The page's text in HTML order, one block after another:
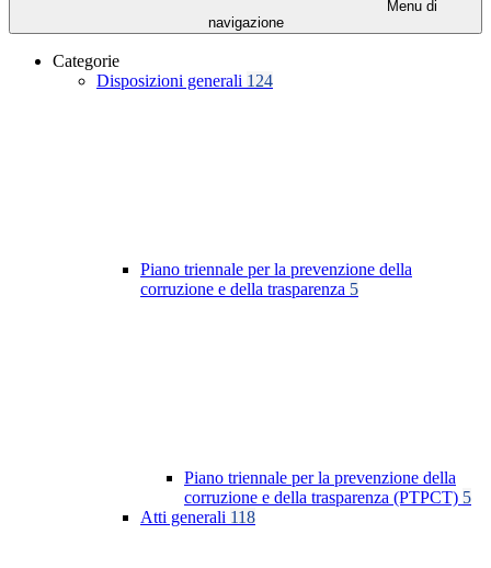
Menu di
navigazione
Categorie
Disposizioni generali 124
Piano triennale per la prevenzione della
corruzione e della trasparenza 5
Piano triennale per la prevenzione della
corruzione e della trasparenza (PTPCT) 5
Atti generali 118